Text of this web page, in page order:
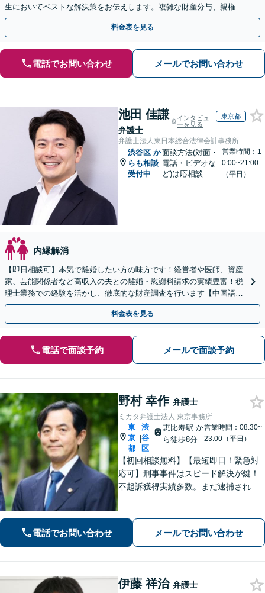
生においてベストな解決策をお伝えします。複雑な財産分与、親権問
題、養育費の交渉、国際離婚などが得意です【日英対応◎】
料金表を見る
電話でお問い合わせ メールでお問い合わせ
池田 佳謙
弁護士
インタビュ
ーを見る
東京都
弁護士法人東日本総合法律会計事務所
渋谷区 か
らも相談
受付中
面談方法(対面・
電話・ビデオな
ど)は応相談
営業時間：1
0:00~21:00
（平日）
内縁解消
【即日相談可】本気で離婚したい方の味方です！経営者や医師、資産
家、芸能関係者など高収入の夫との離婚・慰謝料請求の実績豊富！税
理士業務での経験を活かし、徹底的な財産調査を行います【中国語対
応可】
料金表を見る
電話で面談予約 メールで面談予約
野村 幸作 弁護士
ミカタ弁護士法人 東京事務所
東
京
都
|
渋
谷
区
恵比寿駅 か
ら徒歩8分
営業時間：08:30~
23:00（平日）
【初回相談無料】【最短即日！緊急対
応可】刑事事件はスピード解決が鍵！
不起訴獲得実績多数。まだ逮捕されて
で電話受付中！【恵比寿駅8分】【休
日・夜間対応】
電話でお問い合わせ メールでお問い合わせ
伊藤 祥治 弁護士